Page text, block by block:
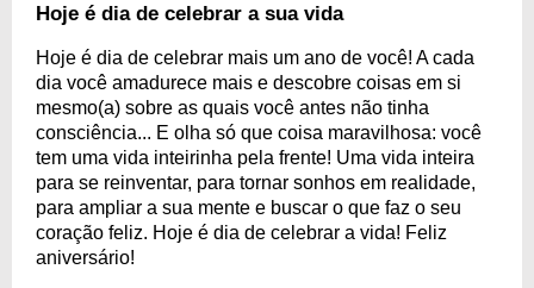
Hoje é dia de celebrar a sua vida
Hoje é dia de celebrar mais um ano de você! A cada
dia você amadurece mais e descobre coisas em si
mesmo(a) sobre as quais você antes não tinha
consciência... E olha só que coisa maravilhosa: você
tem uma vida inteirinha pela frente! Uma vida inteira
para se reinventar, para tornar sonhos em realidade,
para ampliar a sua mente e buscar o que faz o seu
coração feliz. Hoje é dia de celebrar a vida! Feliz
aniversário!